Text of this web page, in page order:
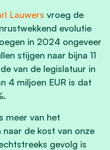
Lauwers vroeg de
evolutie
in 2024 ongeveer
stijgen naar bijna 11
van de legislatuur in
4 miljoen EUR is dat
meer van het
de kost van onze
gevolg is